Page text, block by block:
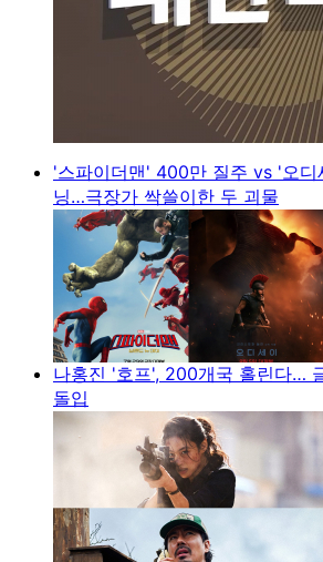
'스파이더맨' 400만 질주 vs '오디
닝…극장가 싹쓸이한 두 괴물
나홍진 '호프', 200개국 홀린다…
돌입